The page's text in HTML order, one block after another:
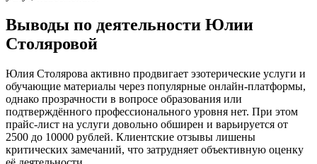
Выводы по деятельности Юлии
Столяровой
Юлия Столярова активно продвигает эзотерические услуги и
обучающие материалы через популярные онлайн-платформы,
однако прозрачности в вопросе образования или
подтверждённого профессионального уровня нет. При этом
прайс-лист на услуги довольно обширен и варьируется от
2500 до 10000 рублей. Клиентские отзывы лишены
критических замечаний, что затрудняет объективную оценку